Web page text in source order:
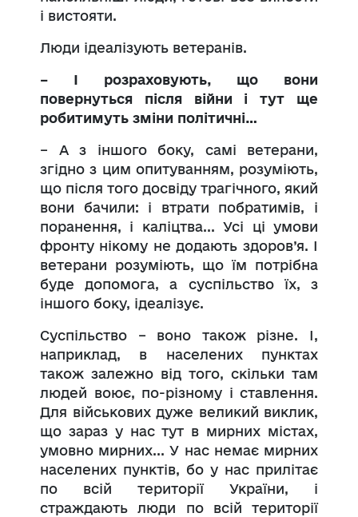
і вистояти.
Люди ідеалізують ветеранів.
– І розраховують, що вони
повернуться після війни і тут ще
робитимуть зміни політичні…
– А з іншого боку, самі ветерани,
згідно з цим опитуванням, розуміють,
що після того досвіду трагічного, який
вони бачили: і втрати побратимів, і
поранення, і каліцтва... Усі ці умови
фронту нікому не додають здоров’я. І
ветерани розуміють, що їм потрібна
буде допомога, а суспільство їх, з
іншого боку, ідеалізує.
Суспільство – воно також різне. І,
наприклад, в населених пунктах
також залежно від того, скільки там
людей воює, по-різному і ставлення.
Для військових дуже великий виклик,
що зараз у нас тут в мирних містах,
умовно мирних... У нас немає мирних
населених пунктів, бо у нас прилітає
по всій території України, і
страждають люди по всій території